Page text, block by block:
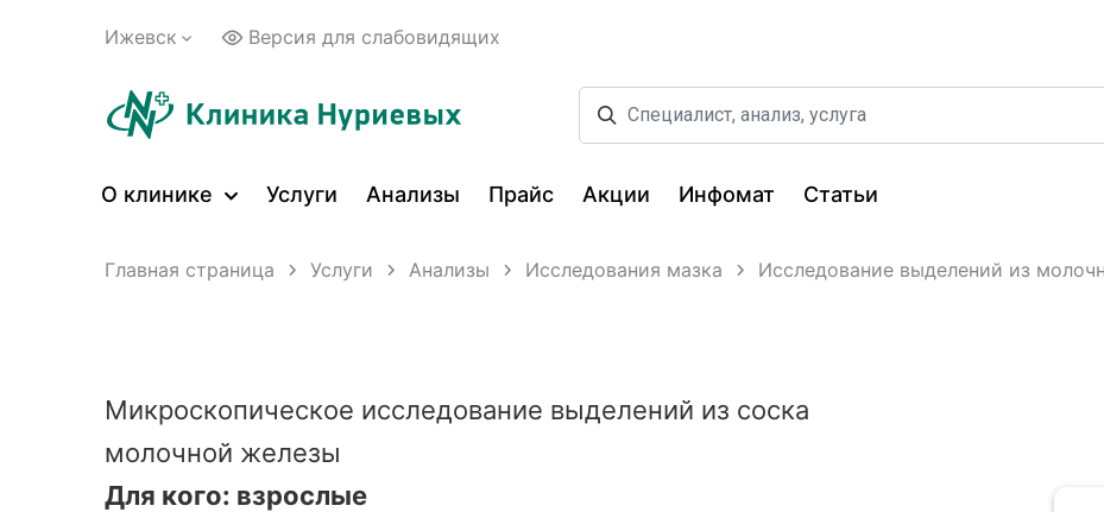
Ижевск Версия для слабовидящих
О клинике Услуги Анализы Прайс Акции Инфомат Статьи
Главная страница Услуги Анализы Исследования мазка Исследование выделений из
Микроскопическое исследование выделений из соска
молочной железы
Для кого: взрослые